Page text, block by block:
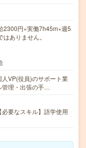
円×実働7h45m×週5
ありません。
人VP(役員)のサポート業
管理・出張の手…
要なスキル】語学使用